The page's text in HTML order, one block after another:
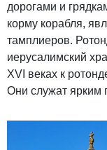
дорогами и
корму корабля,
тамплиеров.
иерусалимский
XVI веках к
Они служат ярким